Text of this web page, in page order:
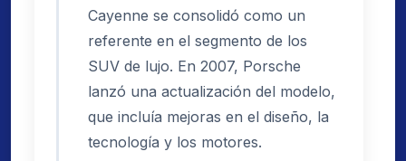
Cayenne se consolidó como un
referente en el segmento de los
SUV de lujo. En 2007, Porsche
lanzó una actualización del modelo,
que incluía mejoras en el diseño, la
tecnología y los motores.